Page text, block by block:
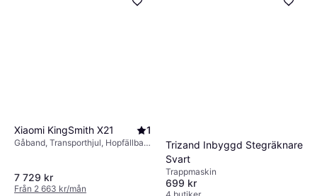
Xiaomi KingSmith X21 1
Gåband, Transporthjul, Hopfällbar,
7 729 kr
Från 2 663 kr/mån
Trizand Inbyggd Stegräknare
Svart
Trappmaskin
699 kr